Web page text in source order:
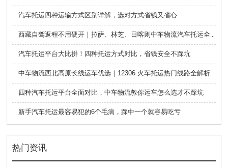
汽车托运四种运输方式区别详解，选对方式省钱又省心
西藏自驾返程不用硬开｜拉萨、林芝、日喀则中车物流汽车托运全指南
汽车托运平台大比拼！四种托运方式对比，省钱安全不踩坑
中车物流西北高原长线运车优选｜12306 火车托运热门线路全解析
四种汽车托运平台全面对比，中车物流教你运车怎么选才不踩坑
新手汽车托运最容易犯的6个毛病，踩中一个就容易吃亏
热门资讯